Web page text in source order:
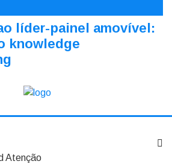
líder-painel amovível:
knowledge
Atenção